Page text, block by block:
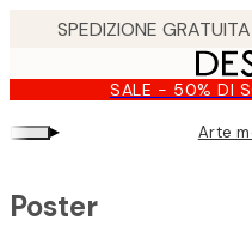
content.
SALE - 50% DI
▸ Arte
Poster